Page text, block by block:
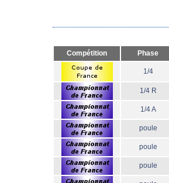
Compétition Phase
1/4
1/4 R
1/4 A
poule
poule
poule